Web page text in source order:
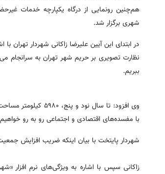
هم‌چنین رونمایی از درگاه یکپارچه خدمات
شهری برگزار شد.
در ابتدای این آیین علیرضا زاکانی شهردار
نظارت تصویری بر حریم شهر تهران به سرانجام
ببریم.
وی افزود: تا سال
با مفسده‌های اقتصادی و اجتماعی رو به رو
شهردار پایتخت با بیان اینکه ضریب افزایش جمعیت
زاکانی سپس با اشاره به ویژگی‌های نرم افزار